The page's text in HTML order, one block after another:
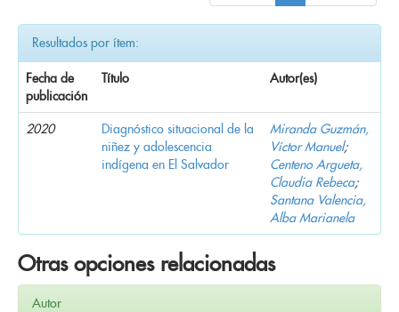
Resultados por ítem:
Fecha de
publicación
Título Autor(es)
2020
Diagnóstico situacional de la
niñez y adolescencia
indígena en El Salvador
Miranda Guzmán,
Víctor Manuel;
Centeno Argueta,
Claudia Rebeca;
Santana Valencia,
Alba Marianela
Otras opciones relacionadas
Autor